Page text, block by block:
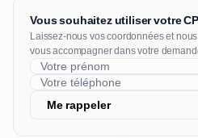
Vous souhaitez utiliser votre
Laissez-nous vos coordonnées et
vous accompagner dans votre
Me rappeler